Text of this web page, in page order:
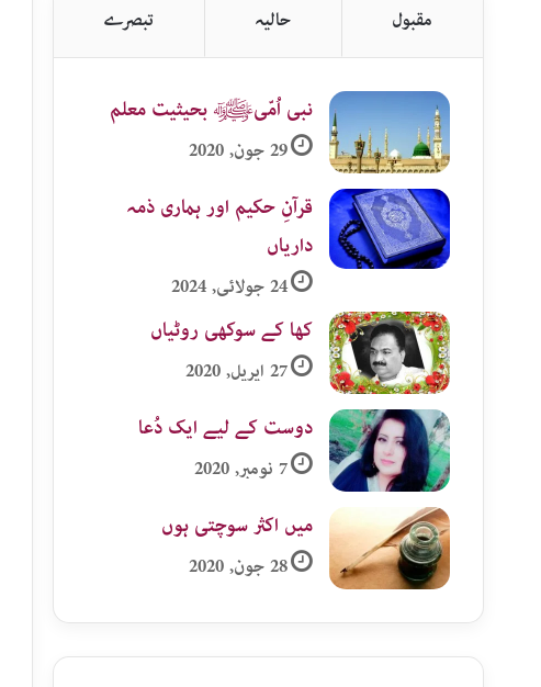
مقبول حالیہ تبصرے
نبی اُمّیﷺ بحیثیت معلم
29 جون, 2020
قرآنِ حکیم اور ہماری ذمہ
داریاں
24 جولائی, 2024
کھا کے سوکھی روٹیاں
27 اپریل, 2020
دوست کے لیے ایک دُعا
7 نومبر, 2020
میں اکثر سوچتی ہوں
28 جون, 2020